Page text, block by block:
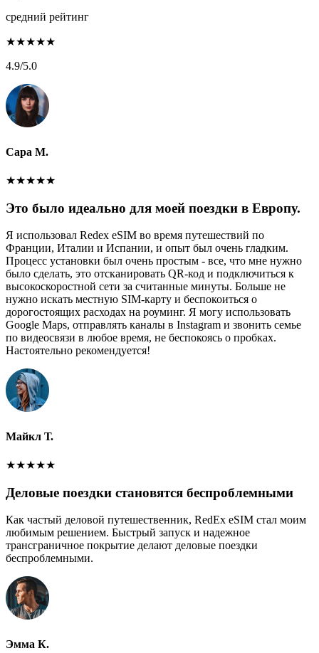
средний рейтинг
★★★★★
4.9/5.0
Сара М.
★★★★★
Это было идеально для моей поездки в Европу.
Я использовал Redex eSIM во время путешествий по
Франции, Италии и Испании, и опыт был очень гладким.
Процесс установки был очень простым - все, что мне нужно
было сделать, это отсканировать QR-код и подключиться к
высокоскоростной сети за считанные минуты. Больше не
нужно искать местную SIM-карту и беспокоиться о
дорогостоящих расходах на роуминг. Я могу использовать
Google Maps, отправлять каналы в Instagram и звонить семье
по видеосвязи в любое время, не беспокоясь о пробках.
Настоятельно рекомендуется!
Майкл Т.
★★★★★
Деловые поездки становятся беспроблемными
Как частый деловой путешественник, RedEx eSIM стал моим
любимым решением. Быстрый запуск и надежное
трансграничное покрытие делают деловые поездки
беспроблемными.
Эмма К.